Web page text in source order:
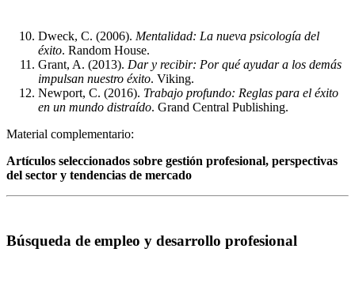
Dweck, C. (2006). Mentalidad: La nueva psicología del
éxito. Random House.
Grant, A. (2013). Dar y recibir: Por qué ayudar a los demás
impulsan nuestro éxito. Viking.
Newport, C. (2016). Trabajo profundo: Reglas para el éxito
en un mundo distraído. Grand Central Publishing.
Material complementario:
Artículos seleccionados sobre gestión profesional, perspectivas
del sector y tendencias de mercado
Búsqueda de empleo y desarrollo profesional